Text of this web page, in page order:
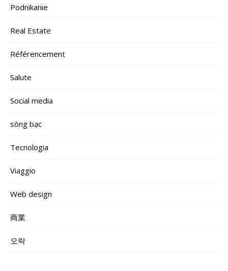
Podnikanie
Real Estate
Référencement
Salute
Social media
sòng bạc
Tecnologia
Viaggio
Web design
商業
오락